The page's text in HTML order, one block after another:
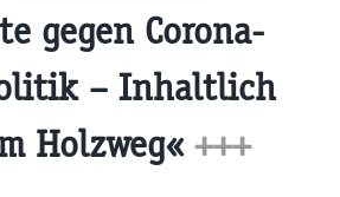
gegen Corona-
– Inhaltlich
Holzweg« +++